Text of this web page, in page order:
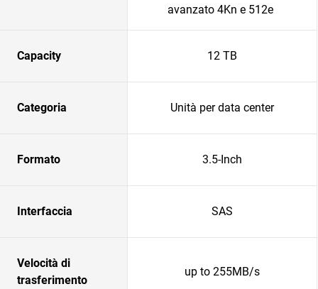
avanzato 4Kn e 512e
Capacity 12 TB
Categoria Unità per data center
Formato 3.5-Inch
Interfaccia SAS
Velocità di
trasferimento
up to 255MB/s